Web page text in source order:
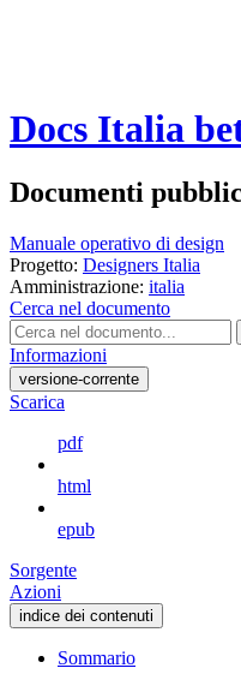
Docs Italia
Documenti
Manuale operativo di design
Progetto: Designers Italia
Amministrazione: italia
Cerca nel documento
Informazioni
versione-corrente
Scarica
pdf
html
epub
Sorgente
Azioni
indice dei contenuti
Sommario